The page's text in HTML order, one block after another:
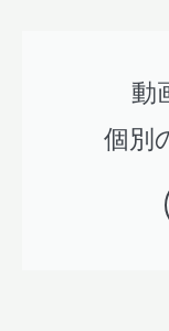
動
個別